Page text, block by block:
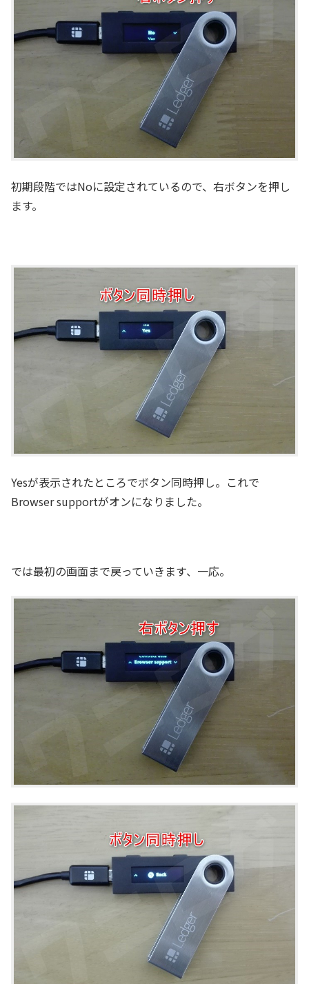
初期段階ではNoに設定されているので、右ボタンを押し
ます。
Yesが表示されたところでボタン同時押し。これで
Browser supportがオンになりました。
では最初の画面まで戻っていきます、一応。